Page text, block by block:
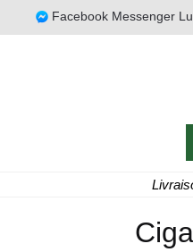
Facebook Messenger